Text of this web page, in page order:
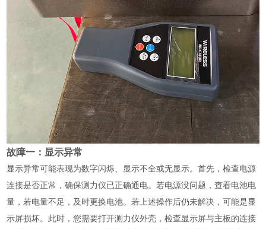
故障一：显示异常
显示异常可能表现为数字闪烁、显示不全或无显示。首先，检查电源
连接是否正常，确保测力仪已正确通电。若电源没问题，查看电池电
量，若电量不足，及时更换电池。若上述操作后仍未解决，可能是显
示屏损坏。此时，您需要打开测力仪外壳，检查显示屏与主板的连接